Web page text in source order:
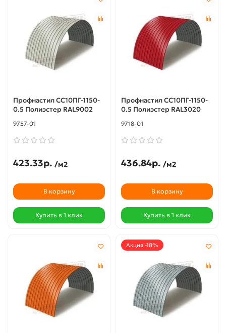
Профнастил СС10ПГ-1150-
0.5 Полиэстер RAL9002
9757-01
423.33р. /м2
В корзину
Купить в 1 клик
Профнастил СС10ПГ-1150-
0.5 Полиэстер RAL3020
9718-01
436.84р. /м2
В корзину
Купить в 1 клик
Акция -18%